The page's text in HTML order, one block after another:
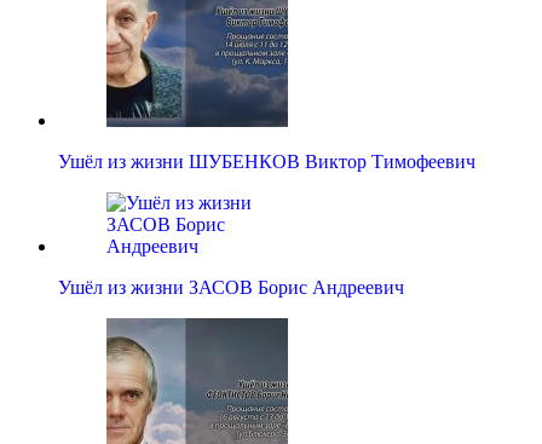
Ушёл из жизни ШУБЕНКОВ Виктор Тимофеевич
Ушёл из жизни ЗАСОВ Борис Андреевич